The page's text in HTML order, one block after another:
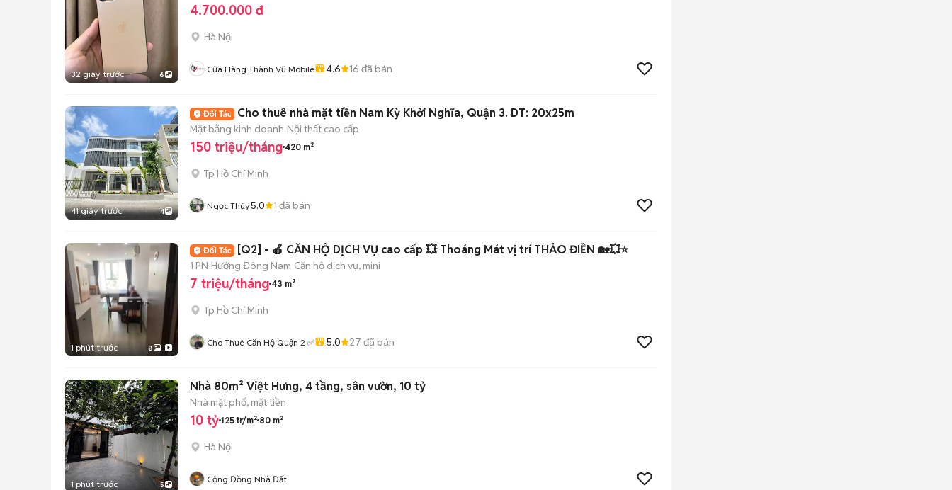
32 giây trước 6
4.700.000 đ
Hà Nội
Cửa Hàng Thành Vũ Mobile 4.6 16 đã bán
41 giây trước 4
Cho thuê nhà mặt tiền Nam Kỳ Khởi Nghĩa, Quận 3. DT: 20x25m
Mặt bằng kinh doanh Nội thất cao cấp
150 triệu/tháng 420 m²
Tp Hồ Chí Minh
Ngọc Thúy5.0 1 đã bán
1 phút trước 8
[Q2] - 🍎 CĂN HỘ DỊCH VỤ cao cấp 💥 Thoáng Mát vị trí THẢO ĐIỀN 🏡💥⭐️
1 PN Hướng Đông Nam Căn hộ dịch vụ, mini
7 triệu/tháng 43 m²
Tp Hồ Chí Minh
Cho Thuê Căn Hộ Quận 2 ✅ 5.0 27 đã bán
1 phút trước 5
Nhà 80m² Việt Hưng, 4 tầng, sân vườn, 10 tỷ
Nhà mặt phố, mặt tiền
10 tỷ 125 tr/m² 80 m²
Hà Nội
Cộng Đồng Nhà Đất